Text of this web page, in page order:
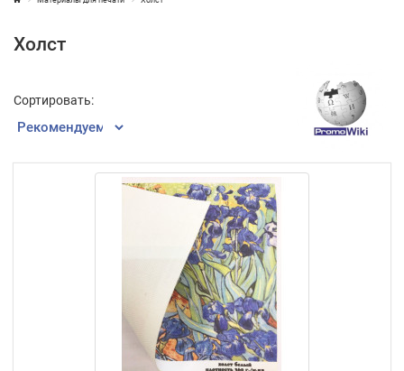
Холст
Сортировать: